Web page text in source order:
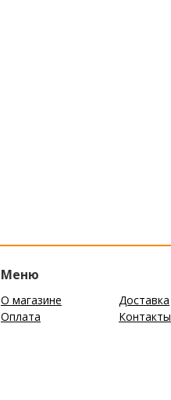
Меню
О магазине
Доставка
Оплата
Контакты